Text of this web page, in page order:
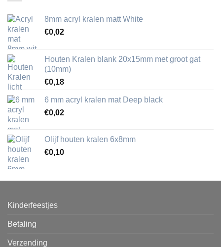
8mm acryl kralen matt White
€0,02
Houten Kralen blank 20x15mm met groot gat
(10mm)
€0,18
6 mm acryl kralen mat Deep black
€0,02
Olijf houten kralen 6x8mm
€0,10
Kinderfeestjes
Betaling
Verzending